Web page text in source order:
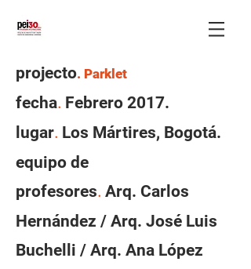
projecto. Parklet
fecha. Febrero 2017.
lugar. Los Mártires, Bogotá.
equipo de
profesores. Arq. Carlos
Hernández / Arq. José Luis
Buchelli / Arq. Ana López